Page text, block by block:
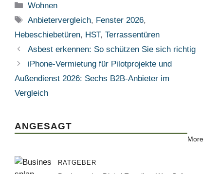
Kategorien
Wohnen
Schlagwörter
Anbietervergleich, Fenster 2026,
Hebeschiebetüren, HST, Terrassentüren
Asbest erkennen: So schützen Sie sich richtig
iPhone-Vermietung für Pilotprojekte und
Außendienst 2026: Sechs B2B-Anbieter im
Vergleich
ANGESAGT
More
RATGEBER